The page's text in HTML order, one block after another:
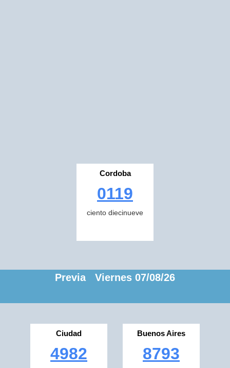
Cordoba
0119
ciento diecinueve
Previa Viernes 07/08/26
Ciudad
4982
Buenos Aires
8793